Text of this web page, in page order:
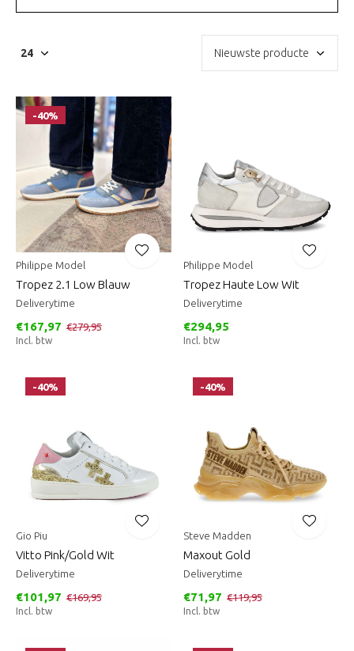
-40%
Philippe Model
Tropez 2.1 Low Blauw
Deliverytime
€167,97 €279,95
Incl. btw
Philippe Model
Tropez Haute Low Wit
Deliverytime
€294,95
Incl. btw
-40%
Gio Piu
Vitto Pink/Gold Wit
Deliverytime
€101,97 €169,95
Incl. btw
-40%
Steve Madden
Maxout Gold
Deliverytime
€71,97 €119,95
Incl. btw